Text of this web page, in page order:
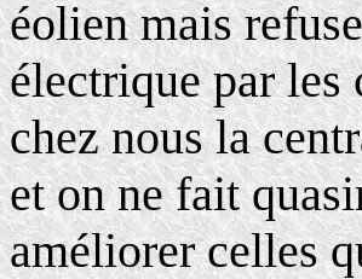
éolien mais
électrique par les
chez nous la
et on ne fait
améliorer celles